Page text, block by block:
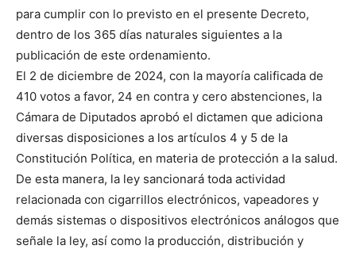
para cumplir con lo previsto en el presente Decreto,
dentro de los 365 días naturales siguientes a la
publicación de este ordenamiento.
El 2 de diciembre de 2024, con la mayoría calificada de
410 votos a favor, 24 en contra y cero abstenciones, la
Cámara de Diputados aprobó el dictamen que adiciona
diversas disposiciones a los artículos 4 y 5 de la
Constitución Política, en materia de protección a la salud.
De esta manera, la ley sancionará toda actividad
relacionada con cigarrillos electrónicos, vapeadores y
demás sistemas o dispositivos electrónicos análogos que
señale la ley, así como la producción, distribución y